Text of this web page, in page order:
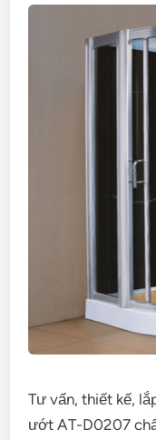
Tư vấn, thiết kế,
ướt AT-D0207